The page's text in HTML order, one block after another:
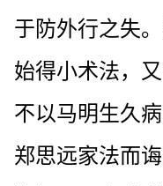
于防外行之失
始得小术法，
不以马明生久
郑思远家法而